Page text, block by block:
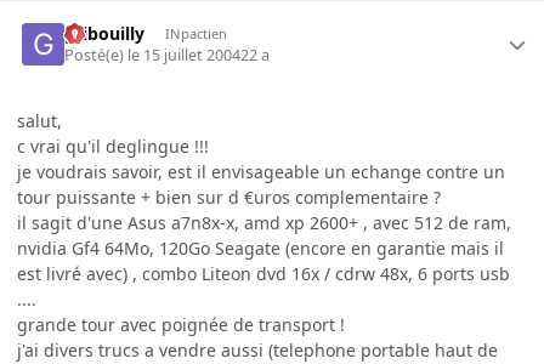
gribouilly INpactien
Posté(e) le 15 juillet 200422 a
salut,
c vrai qu'il deglingue !!!
je voudrais savoir, est il envisageable un echange contre un
tour puissante + bien sur d €uros complementaire ?
il sagit d'une Asus a7n8x-x, amd xp 2600+ , avec 512 de ram,
nvidia Gf4 64Mo, 120Go Seagate (encore en garantie mais il
est livré avec) , combo Liteon dvd 16x / cdrw 48x, 6 ports usb
....
grande tour avec poignée de transport !
j'ai divers trucs a vendre aussi (telephone portable haut de